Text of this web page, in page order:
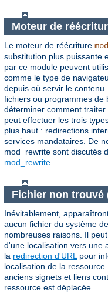
Moteur de
Le moteur de réécriture
substitution plus puissante
par ce module peuvent
comme le type de
depuis où servir le
fichiers ou programmes de
déterminer comment
peut effectuer les trois
plus haut : redirections
services mandataires. De
mod_rewrite sont discutés
mod_rewrite.
Fichier non trouvé
Inévitablement,
aucun fichier du système
nombreuses raisons. Il
d'une localisation vers une
la redirection d'URLpour
localisation de la
anciens signets et liens
ressource est déplacée.